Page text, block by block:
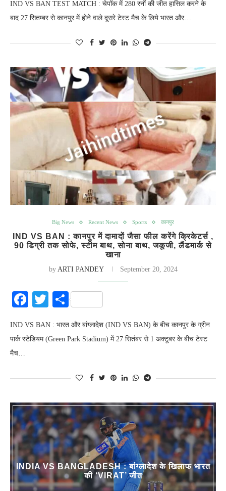
IND VS BAN TEST MATCH : चेपॉक में 280 रनों की जीत हासिल करने के
बाद 27 सितम्बर से कानपुर में होने वाले दूसरे टेस्ट मैच के लिये भारत और…
Big News Recent News Sports कानपुर
IND VS BAN : कानपुर में दामादों जैसा फील करेंगे क्रिकेटर्स ,
90 डिग्री तक सोफे, स्टीम बाथ, सोना बाथ, जकूजी, लैंडमार्क से
खाना
by ARTI PANDEY September 20, 2024
Facebook
Twitter
Share
IND VS BAN : भारत और बांग्लादेश (IND VS BAN) के बीच कानपुर के ग्रीन
पार्क स्टेडियम (Green Park Stadium) में 27 सितंबर से 1 अक्टूबर के बीच टेस्ट
मैच…
INDIA VS BANGLADESH : बांग्लादेश के खिलाफ भारत
की ‘VIRAT’ जीत